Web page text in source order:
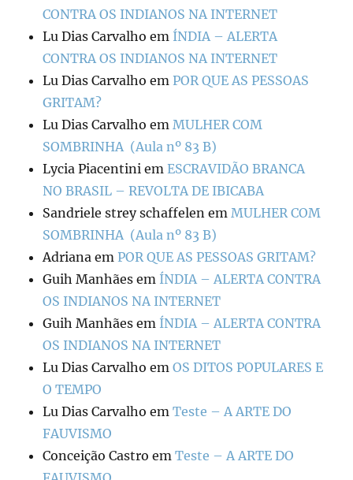
CONTRA OS INDIANOS NA INTERNET
Lu Dias Carvalho em ÍNDIA – ALERTA
CONTRA OS INDIANOS NA INTERNET
Lu Dias Carvalho emPOR QUE AS PESSOAS
GRITAM?
Lu Dias Carvalho emMULHER COM
SOMBRINHA (Aula nº 83 B)
Lycia Piacentini emESCRAVIDÃO BRANCA
NO BRASIL – REVOLTA DE IBICABA
Sandriele strey schaffelen emMULHER COM
SOMBRINHA (Aula nº 83 B)
Adriana emPOR QUE AS PESSOAS GRITAM?
Guih Manhães em ÍNDIA – ALERTA CONTRA
OS INDIANOS NA INTERNET
Guih Manhães em ÍNDIA – ALERTA CONTRA
OS INDIANOS NA INTERNET
Lu Dias Carvalho emOS DITOS POPULARES E
O TEMPO
Lu Dias Carvalho emTeste – A ARTE DO
FAUVISMO
Conceição Castro emTeste – A ARTE DO